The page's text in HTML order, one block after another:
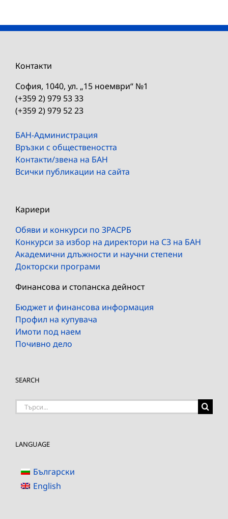
Контакти
София, 1040, ул. „15 ноември“ №1
(+359 2) 979 53 33
(+359 2) 979 52 23
БАН-Администрация
Връзки с обществеността
Контакти/звена на БАН
Всички публикации на сайта
Кариери
Обяви и конкурси по ЗРАСРБ
Конкурси за избор на директори на СЗ на БАН
Академични длъжности и научни степени
Докторски програми
Финансова и стопанска дейност
Бюджет и финансова информация
Профил на купувача
Имоти под наем
Почивно дело
SEARCH
Търсене
LANGUAGE
Български
English